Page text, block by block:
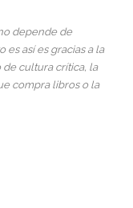
depende de
es así es gracias a la
cultura crítica, la
compra libros o la